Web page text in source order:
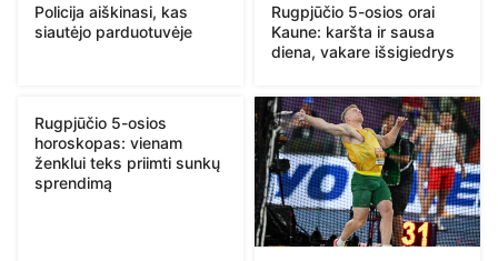
Policija aiškinasi, kas
siautėjo parduotuvėje
Rugpjūčio 5-osios orai
Kaune: karšta ir sausa
diena, vakare išsigiedrys
Rugpjūčio 5-osios
horoskopas: vienam
ženklui teks priimti sunkų
sprendimą